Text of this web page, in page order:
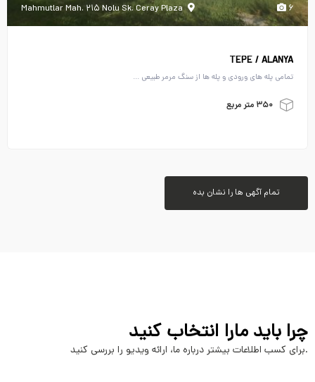
Mahmutlar Mah. ۲۱۵ Nolu Sk. Ceray Plaza ۶
TEPE / ALANYA
تمامی پله های ورودی و پله ها از سنگ مرمر طبیعی ...
تمام آگهی ها را نشان بده
چرا باید مارا انتخاب کنید
برای کسب اطلاعات بیشتر درباره ما، ارائه ویدیو را بررسی کنید.